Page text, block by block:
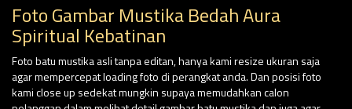
Foto Gambar Mustika Bedah Aura
Spiritual Kebatinan
Foto batu mustika asli tanpa editan, hanya kami resize ukuran saja
agar mempercepat loading foto di perangkat anda. Dan posisi foto
kami close up sedekat mungkin supaya memudahkan calon